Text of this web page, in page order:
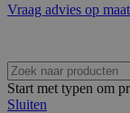
Vraag advies op
Start met typen om
Sluiten